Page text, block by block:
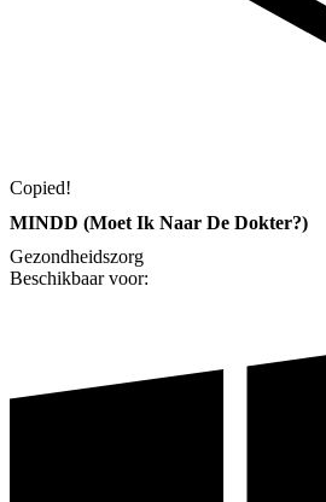
Copied!
MINDD (Moet Ik Naar De Dokter?)
Gezondheidszorg
Beschikbaar voor: